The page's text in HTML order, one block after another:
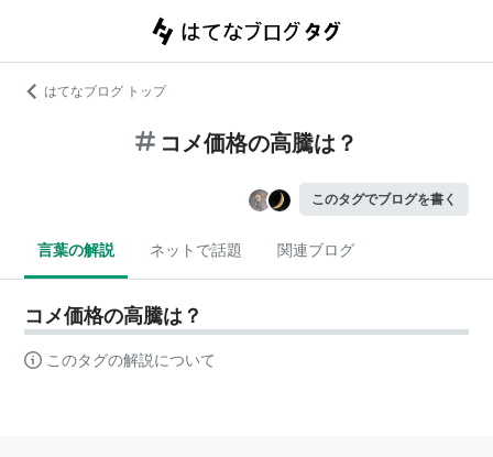
はてなブログ トップ
コメ価格の高騰は？
このタグでブログを書く
言葉の解説 ネットで話題 関連ブログ
コメ価格の高騰は？
このタグの解説について